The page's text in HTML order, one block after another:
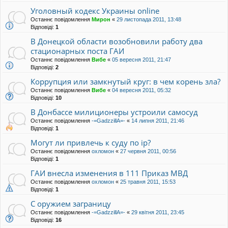
Уголовный кодекс Украины online
Останнє повідомлення Мирон « 29 листопада 2011, 13:48
Відповіді: 1
В Донецкой области возобновили работу два
стационарных поста ГАИ
Останнє повідомлення Вибе « 05 вересня 2011, 21:47
Відповіді: 2
Коррупция или замкнутый круг: в чем корень зла?
Останнє повідомлення Вибе « 04 вересня 2011, 05:32
Відповіді: 10
В Донбассе милиционеры устроили самосуд
Останнє повідомлення -=GadzzillA=- « 14 липня 2011, 21:46
Відповіді: 1
Могут ли привлечь к суду по ip?
Останнє повідомлення охломон « 27 червня 2011, 00:56
Відповіді: 1
ГАИ внесла изменения в 111 Приказ МВД
Останнє повідомлення охломон « 25 травня 2011, 15:53
Відповіді: 1
С оружием заграницу
Останнє повідомлення -=GadzzillA=- « 29 квітня 2011, 23:45
Відповіді: 16